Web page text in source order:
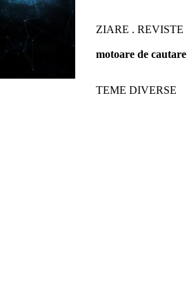
ZIARE . REVISTE
motoare de cautare
TEME DIVERSE